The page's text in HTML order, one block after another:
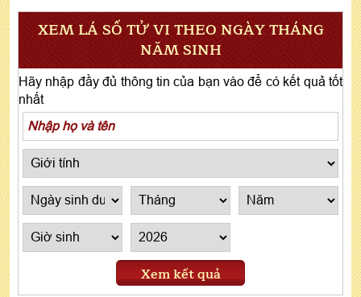
XEM LÁ SỐ TỬ VI THEO NGÀY THÁNG
NĂM SINH
Hãy nhập đầy đủ thông tin của bạn vào để có kết quả tốt
nhất
Xem kết quả